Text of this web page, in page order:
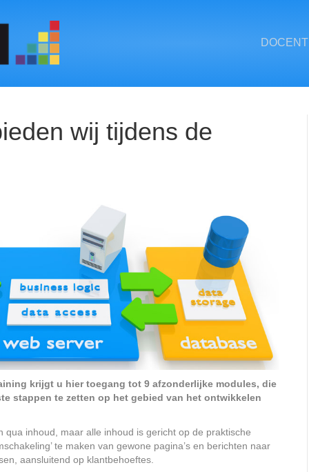
DOCENT
wij tijdens de
krijgt u hier toegang tot 9 afzonderlijke modules, die
stappen te zetten op het gebied van het ontwikkelen
qua inhoud, maar alle inhoud is gericht op de praktische
te maken van gewone pagina’s en berichten naar
aansluitend op klantbehoeftes.